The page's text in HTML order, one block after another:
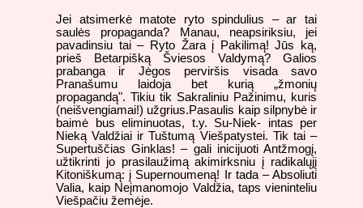
Jei atsimerkė matote ryto spindulius – ar tai
saulės propaganda? Manau, neapsiriksiu, jei
pavadinsiu tai – Ryto Žara į Pakilimą! Jūs ką,
prieš Betarpišką Šviesos Valdymą? Galios
prabanga ir Jėgos perviršis visada savo
Pranašumu laidoja bet kurią „žmonių
propagandą". Tikiu tik Sakraliniu Pažinimu, kuris
(neišvengiamai!) užgrius.Pasaulis kaip silpnybė ir
baimė bus eliminuotas, t.y. Su-Niek- intas per
Nieką Valdžiai ir Tuštumą Viešpatystei. Tik tai –
Supertuščias Ginklas! – gali inicijuoti Antžmogį,
užtikrinti jo prasilaužimą akimirksniu į radikalųjį
Kitoniškumą: į Supernoumeną! Ir tada – Absoliuti
Valia, kaip Neįmanomojo Valdžia, taps vieninteliu
Viešpačiu žemėje.